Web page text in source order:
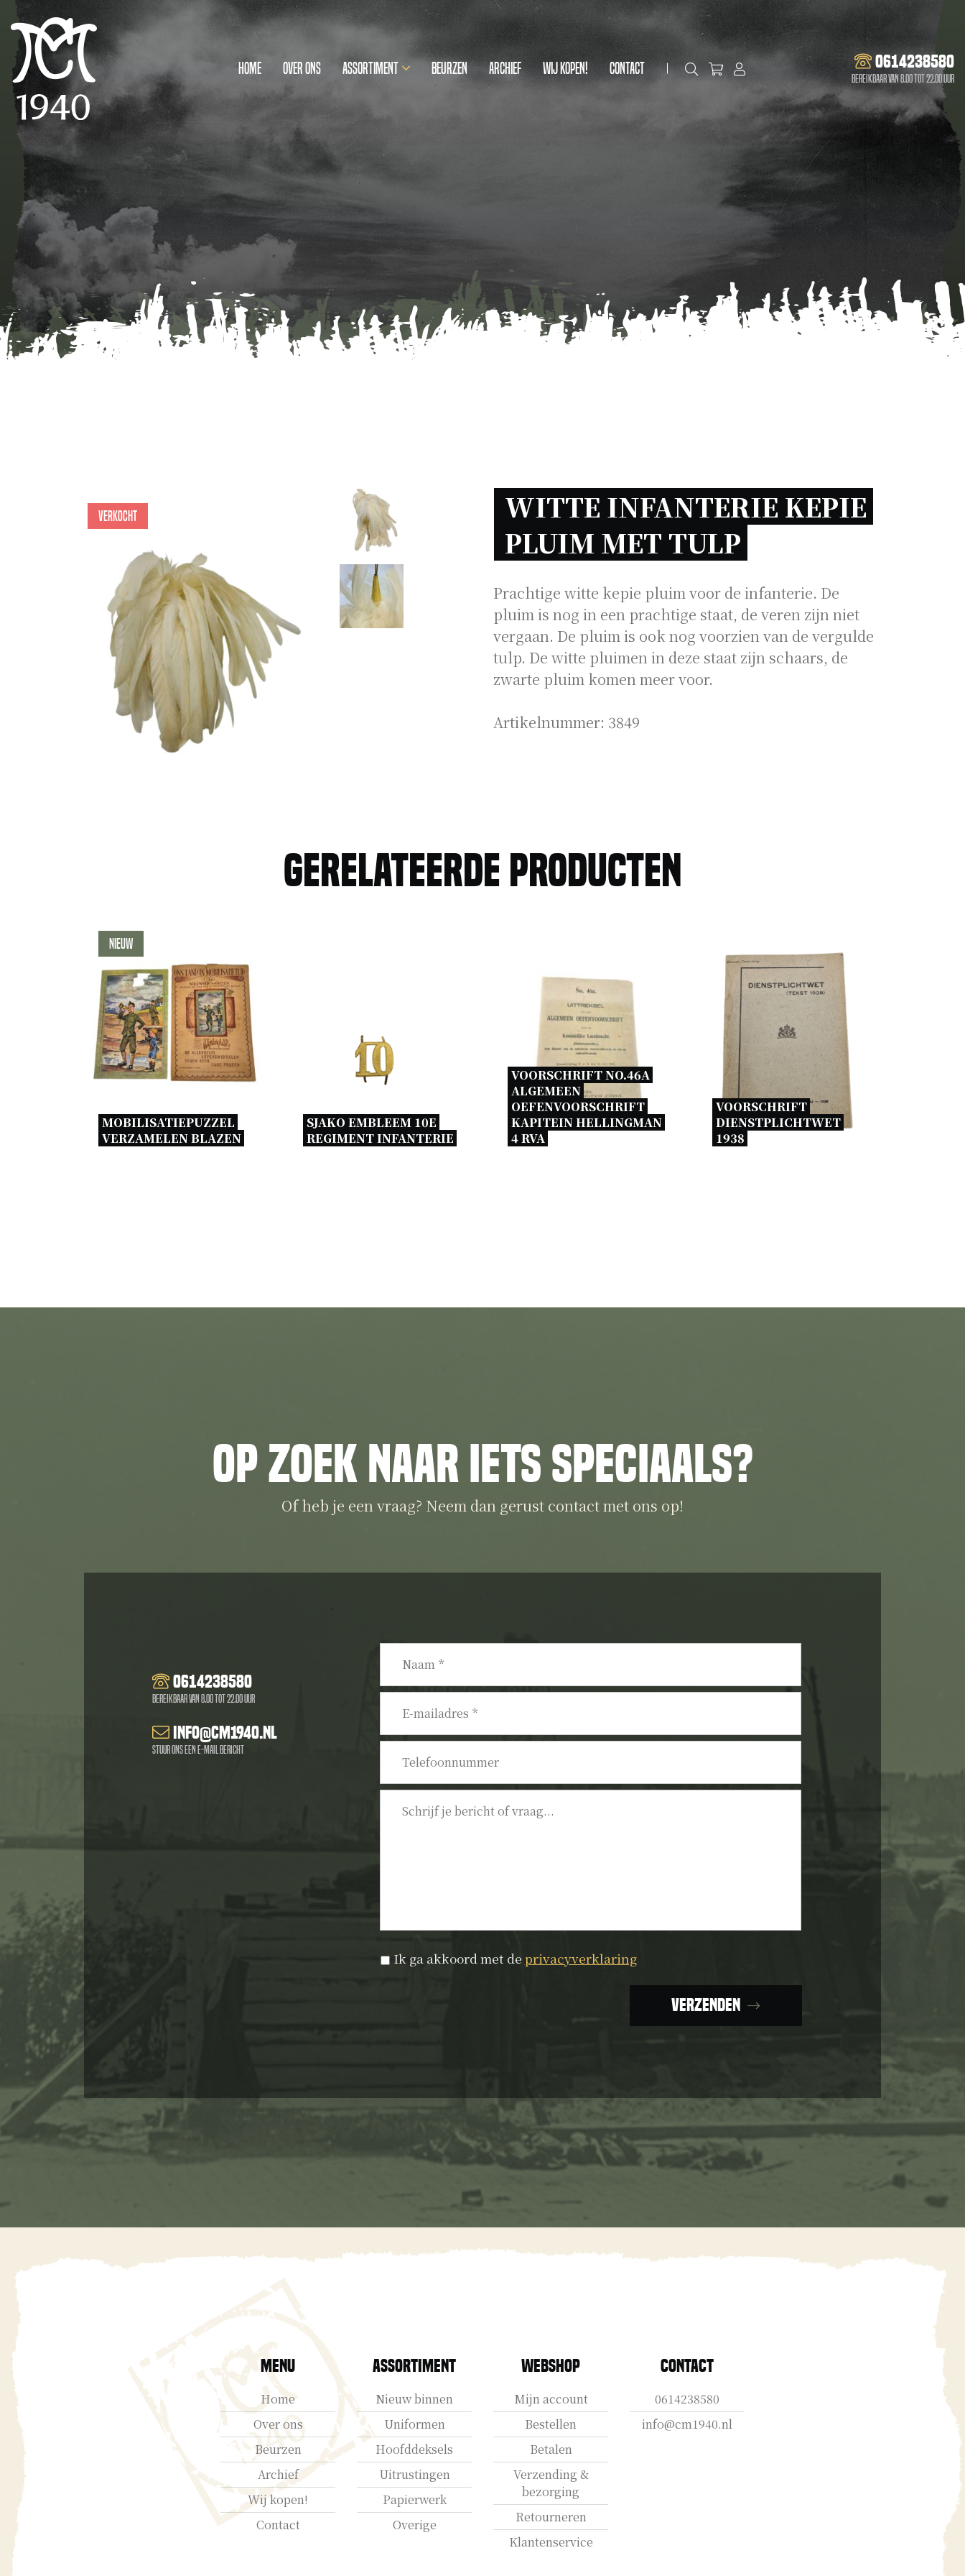
0614238580
Bereikbaar van 8.00 tot 22.00 uur
Home Over ons Assortiment Beurzen Archief Wij kopen! Contact
Verkocht
WITTE INFANTERIE KEPIE
PLUIM MET TULP
Prachtige witte kepie pluim voor de infanterie. De
pluim is nog in een prachtige staat, de veren zijn niet
vergaan. De pluim is ook nog voorzien van de vergulde
tulp. De witte pluimen in deze staat zijn schaars, de
zwarte pluim komen meer voor.
Artikelnummer: 3849
Gerelateerde producten
Nieuw
MOBILISATIEPUZZEL
VERZAMELEN BLAZEN
SJAKO EMBLEEM 10E
REGIMENT INFANTERIE
VOORSCHRIFT NO.46A
ALGEMEEN
OEFENVOORSCHRIFT
KAPITEIN HELLINGMAN
4 RVA
VOORSCHRIFT
DIENSTPLICHTWET
1938
Op zoek naar iets speciaals?
Of heb je een vraag? Neem dan gerust contact met ons op!
0614238580
Bereikbaar van 8.00 tot 22.00 uur
info@cm1940.nl
Stuur ons een e-mail bericht
Naam *
E-
mailadres *
Telefoonnummer
Bericht
Privacyverklaring *
Ik ga akkoord met de privacyverklaring
Verzenden
Menu
Home
Over ons
Beurzen
Archief
Wij kopen!
Contact
Assortiment
Nieuw binnen
Uniformen
Hoofddeksels
Uitrustingen
Papierwerk
Overige
Webshop
Mijn account
Bestellen
Betalen
Verzending &
bezorging
Retourneren
Klantenservice
Contact
0614238580
info@cm1940.nl